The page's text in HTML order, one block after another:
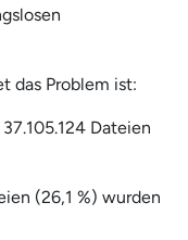
das Problem ist:
Dateien
(26,1 %) wurden